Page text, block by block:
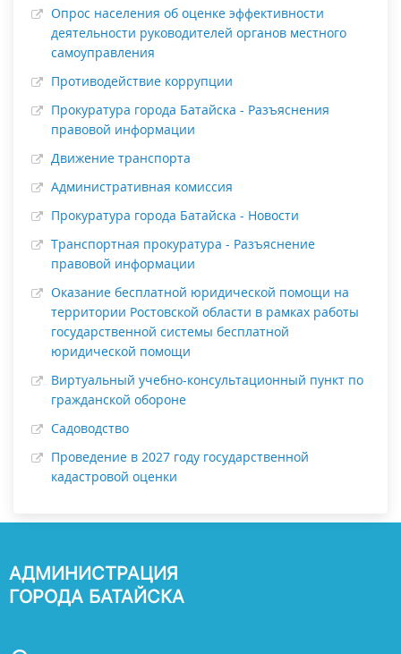
Опрос населения об оценке эффективности
деятельности руководителей органов местного
самоуправления
Противодействие коррупции
Прокуратура города Батайска - Разъяснения
правовой информации
Движение транспорта
Административная комиссия
Прокуратура города Батайска - Новости
Транспортная прокуратура - Разъяснение
правовой информации
Оказание бесплатной юридической помощи на
территории Ростовской области в рамках работы
государственной системы бесплатной
юридической помощи
Виртуальный учебно-консультационный пункт по
гражданской обороне
Садоводство
Проведение в 2027 году государственной
кадастровой оценки
АДМИНИСТРАЦИЯ
ГОРОДА БАТАЙСКА